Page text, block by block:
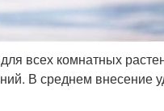
всех комнатных
В среднем внесение